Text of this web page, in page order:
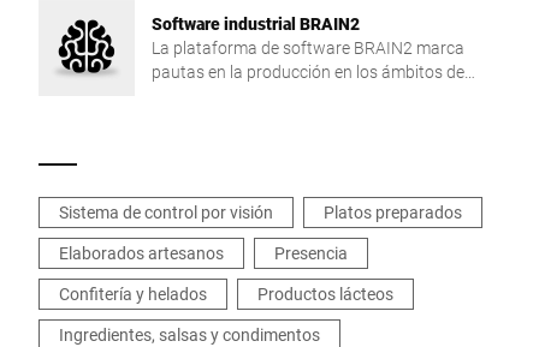
Software industrial BRAIN2
La plataforma de software BRAIN2 marca
pautas en la producción en los ámbitos de
Sistema de control por visión
Platos preparados
Elaborados artesanos
Presencia
Confitería y helados
Productos lácteos
Ingredientes, salsas y condimentos